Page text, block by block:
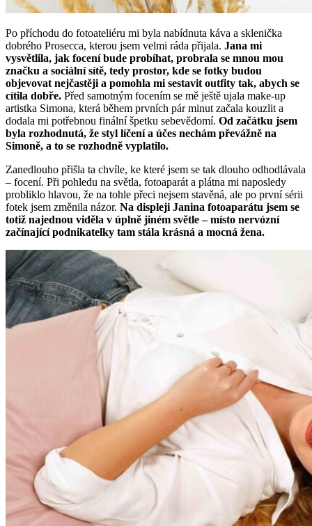
Po příchodu do fotoateliéru mi byla nabídnuta káva a sklenička
dobrého Prosecca, kterou jsem velmi ráda přijala. Jana mi
vysvětlila, jak focení bude probíhat, probrala se mnou mou
značku a sociální sítě, tedy prostor, kde se fotky budou
objevovat nejčastěji a pomohla mi sestavit outfity tak, abych se
cítila dobře. Před samotným focením se mě ještě ujala make-up
artistka Simona, která během prvních pár minut začala kouzlit a
dodala mi potřebnou finální špetku sebevědomí. Od začátku jsem
byla rozhodnutá, že styl líčení a účes nechám převážně na
Simoně, a to se rozhodně vyplatilo.
Zanedlouho přišla ta chvíle, ke které jsem se tak dlouho odhodlávala
– focení. Při pohledu na světla, fotoaparát a plátna mi naposledy
probliklo hlavou, že na tohle přeci nejsem stavěná, ale po první sérii
fotek jsem změnila názor. Na displeji Janina fotoaparátu jsem se
totiž najednou viděla v úplně jiném světle – místo nervózní
začínající podnikatelky tam stála krásná a mocná žena.